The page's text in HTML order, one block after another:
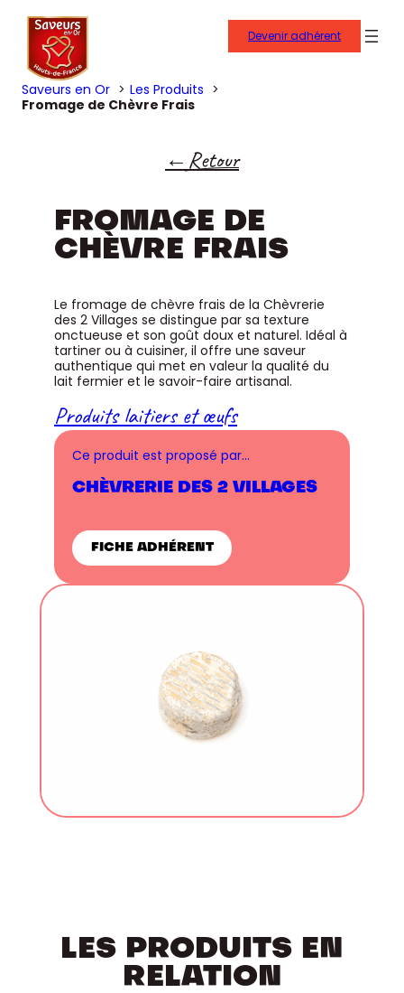
Devenir adhérent
Saveurs en Or
Les Produits
Fromage de Chèvre Frais
Retour
FROMAGE DE
CHÈVRE FRAIS
Le fromage de chèvre frais de la Chèvrerie
des 2 Villages se distingue par sa texture
onctueuse et son goût doux et naturel. Idéal à
tartiner ou à cuisiner, il offre une saveur
authentique qui met en valeur la qualité du
lait fermier et le savoir-faire artisanal.
Produits laitiers et œufs
Ce produit est proposé par…
CHÈVRERIE DES 2 VILLAGES
FICHE ADHÉRENT
LES PRODUITS EN
RELATION